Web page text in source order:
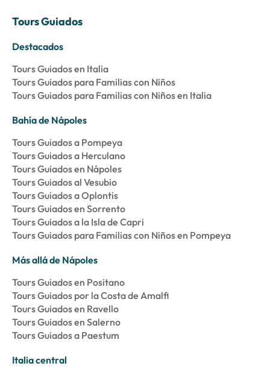
Tours Guiados
Destacados
Tours Guiados en Italia
Tours Guiados para Familias con Niños
Tours Guiados para Familias con Niños en Italia
Bahía de Nápoles
Tours Guiados a Pompeya
Tours Guiados a Herculano
Tours Guiados en Nápoles
Tours Guiados al Vesubio
Tours Guiados a Oplontis
Tours Guiados en Sorrento
Tours Guiados a la Isla de Capri
Tours Guiados para Familias con Niños en Pompeya
Más allá de Nápoles
Tours Guiados en Positano
Tours Guiados por la Costa de Amalfi
Tours Guiados en Ravello
Tours Guiados en Salerno
Tours Guiados a Paestum
Italia central